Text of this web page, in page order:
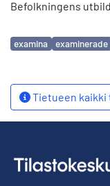
Befolkningens
Avainsanat
examina examinerade
Tietueen kaikki